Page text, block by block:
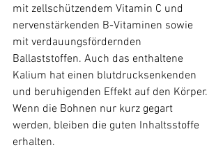
mit zellschützendem Vitamin C und
nervenstärkenden B-Vitaminen sowie
mit verdauungsfördernden
Ballaststoffen. Auch das enthaltene
Kalium hat einen blutdrucksenkenden
und beruhigenden Effekt auf den Körper.
Wenn die Bohnen nur kurz gegart
werden, bleiben die guten Inhaltsstoffe